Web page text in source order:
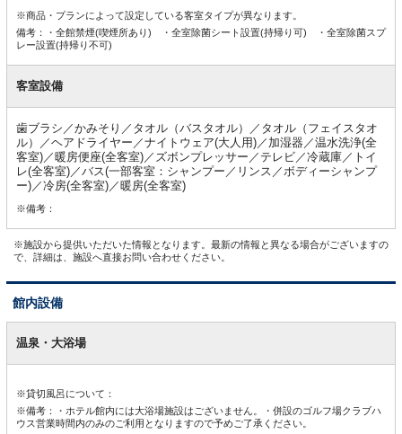
※商品・プランによって設定している客室タイプが異なります。
備考：・全館禁煙(喫煙所あり) ・全室除菌シート設置(持帰り可) ・全室除菌スプ
レー設置(持帰り不可)
客室設備
歯ブラシ／かみそり／タオル（バスタオル）／タオル（フェイスタオ
ル）／ヘアドライヤー／ナイトウェア(大人用)／加湿器／温水洗浄(全
客室)／暖房便座(全客室)／ズボンプレッサー／テレビ／冷蔵庫／トイ
レ(全客室)／バス(一部客室：シャンプー／リンス／ボディーシャンプ
ー)／冷房(全客室)／暖房(全客室)
※備考：
※施設から提供いただいた情報となります。最新の情報と異なる場合がございますの
で、詳細は、施設へ直接お問い合わせください。
館内設備
内温泉・大浴場
※貸切風呂について：
※備考：・ホテル館内には大浴場施設はございません。・併設のゴルフ場クラブハ
ウス営業時間内のみのご利用となりますので予めご了承ください。